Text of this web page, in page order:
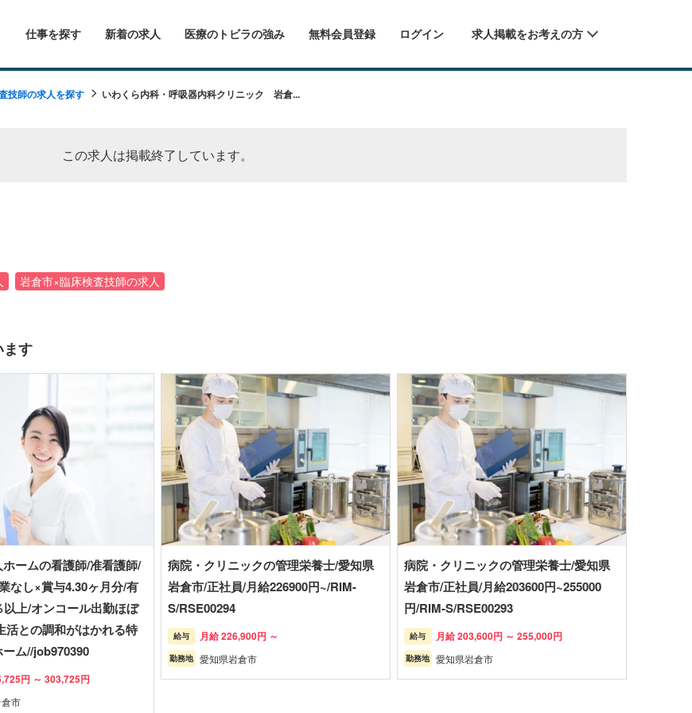
仕事を探す 新着の求人 医療のトビラの強み 無料会員登録 ログイン 求人掲載をお考えの方
技師の求人を探す いわくら内科・呼吸器内科クリニック 岩倉...
この求人は掲載終了しています。
岩倉市×臨床検査技師の求人
す
ームの看護師/准看護師/
なし×賞与4.30ヶ月分/有
上/オンコール出勤ほぼ
活との調和がはかれる特
ム//job970390
円 ～ 303,725円
市
病院・クリニックの管理栄養士/愛知県
岩倉市/正社員/月給226900円~/RIM-
S/RSE00294
給与 月給 226,900円 ～
勤務地 愛知県岩倉市
病院・クリニックの管理栄養士/愛知県
岩倉市/正社員/月給203600円~255000
円/RIM-S/RSE00293
給与 月給 203,600円 ～ 255,000円
勤務地 愛知県岩倉市